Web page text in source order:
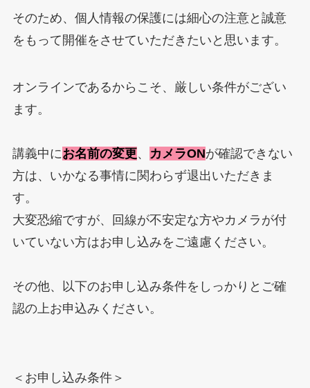
そのため、個人情報の保護には細心の注意と誠意
をもって開催をさせていただきたいと思います。
オンラインであるからこそ、厳しい条件がござい
ます。
講義中にお名前の変更、 カメラONが確認できない
方は、いかなる事情に関わらず退出いただきま
す。
大変恐縮ですが、回線が不安定な方やカメラが付
いていない方はお申し込みをご遠慮ください。
その他、以下のお申し込み条件をしっかりとご確
認の上お申込みください。
＜お申し込み条件＞